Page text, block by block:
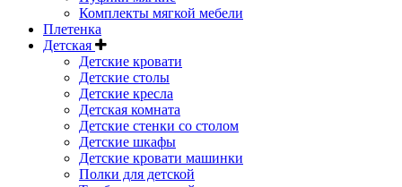
Комплекты мягкой мебели
Плетенка
Детская
Детские кровати
Детские столы
Детские кресла
Детская комната
Детские стенки со столом
Детские шкафы
Детские кровати машинки
Полки для детской